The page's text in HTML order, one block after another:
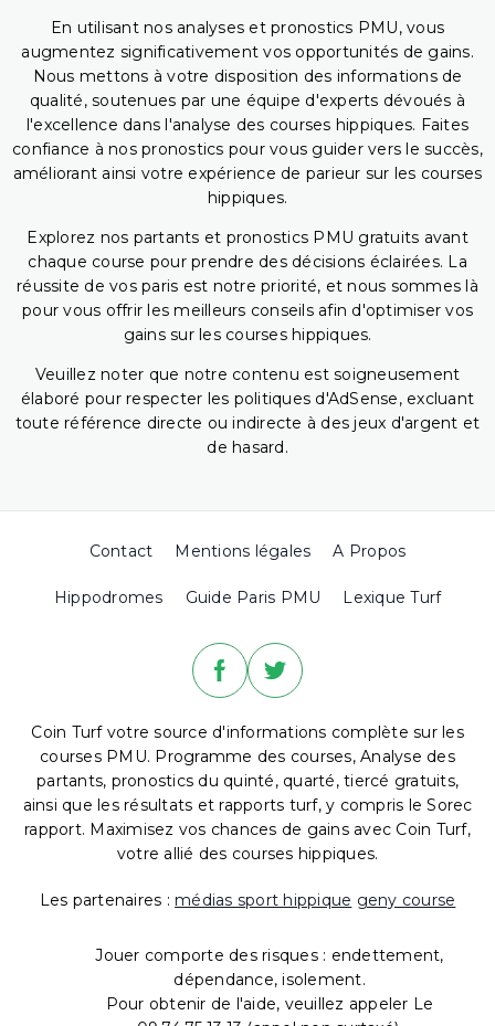
En utilisant nos analyses et pronostics PMU, vous
augmentez significativement vos opportunités de gains.
Nous mettons à votre disposition des informations de
qualité, soutenues par une équipe d'experts dévoués à
l'excellence dans l'analyse des courses hippiques. Faites
confiance à nos pronostics pour vous guider vers le succès,
améliorant ainsi votre expérience de parieur sur les courses
hippiques.
Explorez nos partants et pronostics PMU gratuits avant
chaque course pour prendre des décisions éclairées. La
réussite de vos paris est notre priorité, et nous sommes là
pour vous offrir les meilleurs conseils afin d'optimiser vos
gains sur les courses hippiques.
Veuillez noter que notre contenu est soigneusement
élaboré pour respecter les politiques d'AdSense, excluant
toute référence directe ou indirecte à des jeux d'argent et
de hasard.
Contact Mentions légales A Propos
Hippodromes Guide Paris PMU Lexique Turf
Coin Turf votre source d'informations complète sur les
courses PMU. Programme des courses, Analyse des
partants, pronostics du quinté, quarté, tiercé gratuits,
ainsi que les résultats et rapports turf, y compris le Sorec
rapport. Maximisez vos chances de gains avec Coin Turf,
votre allié des courses hippiques.
Les partenaires : médias sport hippique geny course
Jouer comporte des risques : endettement,
dépendance, isolement.
Pour obtenir de l'aide, veuillez appeler Le